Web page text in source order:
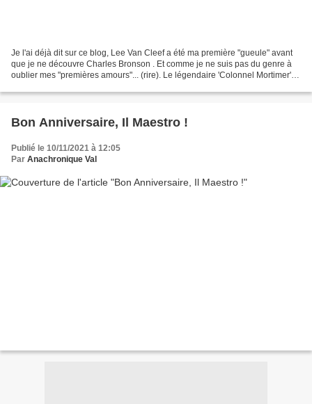
Je l'ai déjà dit sur ce blog, Lee Van Cleef a été ma première "gueule" avant
que je ne découvre Charles Bronson . Et comme je ne suis pas du genre à
oublier mes "premières amours"... (rire). Le légendaire 'Colonnel Mortimer'
Bon Anniversaire, Il Maestro !
Publié le 10/11/2021 à 12:05
Par Anachronique Val